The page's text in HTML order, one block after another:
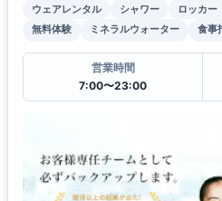
ウェアレンタル シャワー ロッカー
無料体験
ミネラルウォーター 食事
営業時間
7:00〜23:00